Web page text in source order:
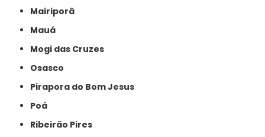
Mairiporã
Mauá
Mogi das Cruzes
Osasco
Pirapora do Bom Jesus
Poá
Ribeirão Pires